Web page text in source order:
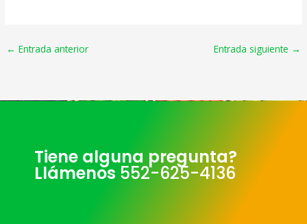
← Entrada anterior Entrada siguiente →
Tiene alguna pregunta?
Llámenos 552-625-4136